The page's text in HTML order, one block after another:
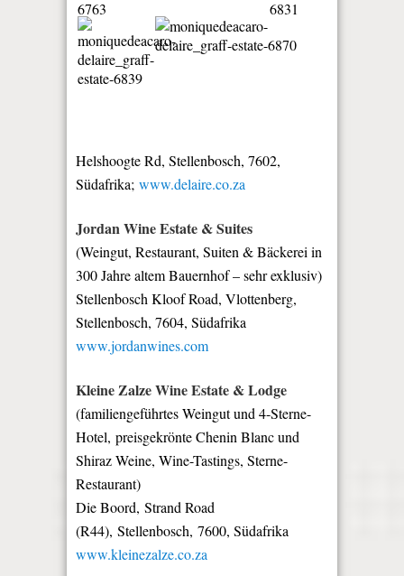
Helshoogte Rd, Stellenbosch, 7602,
Südafrika; www.delaire.co.za
Jordan Wine Estate & Suites
(Weingut, Restaurant, Suiten & Bäckerei in
300 Jahre altem Bauernhof – sehr exklusiv)
Stellenbosch Kloof Road, Vlottenberg,
Stellenbosch, 7604, Südafrika
www.jordanwines.com
Kleine Zalze Wine Estate & Lodge
(familiengeführtes Weingut und 4-Sterne-
Hotel, preisgekrönte Chenin Blanc und
Shiraz Weine, Wine-Tastings, Sterne-
Restaurant)
Die Boord, Strand Road
(R44), Stellenbosch, 7600, Südafrika
www.kleinezalze.co.za